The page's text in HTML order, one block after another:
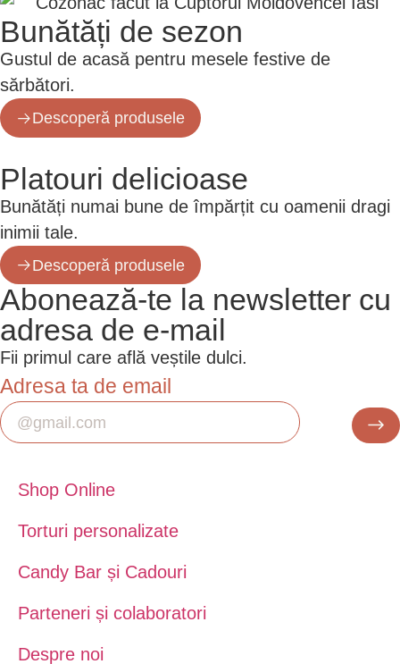
Bunătăți de sezon
Gustul de acasă pentru mesele festive de
sărbători.
Descoperă produsele
Platouri delicioase
Bunătăți numai bune de împărțit cu oamenii dragi
inimii tale.
Descoperă produsele
Abonează-te la newsletter cu
adresa de e-mail
Fii primul care află veștile dulci.
Adresa ta de email
Shop Online
Torturi personalizate
Candy Bar și Cadouri
Parteneri și colaboratori
Despre noi